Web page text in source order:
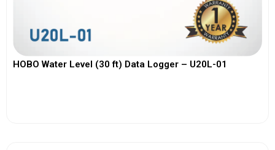
HOBO Water Level (30 ft) Data Logger – U20L-01